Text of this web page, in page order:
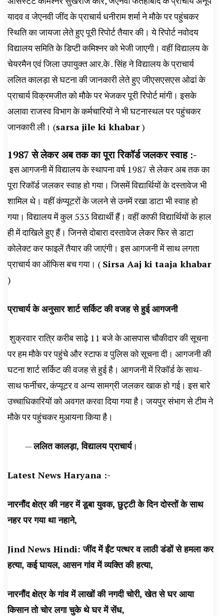
यादव व जेएनवी जींद के प्राचार्य धनीराम शर्मा ने मौके पर पहुंचकर
स्थिति का जायजा लेते हुए पूरी रिपोर्ट तैयार की। ये रिपोर्ट नवोदय
विद्यालय समिति के डिप्टी कमिश्नर को भेजी जाएगी। वहीं विद्यालय के
चेयरमैन एवं जिला उपायुक्त आर.के . सिंह ने विद्यालय के प्राचार्य
ललित कालड़ा से घटना की जानकारी लेते हुए जीएसएसएस ओढां के
प्राचार्य विक्रमजीत को मौके पर भेजकर पूरी रिपोर्ट मांगी। इसके
अलावा राजस्व विभाग के कर्मचारियों ने भी घटनास्थल पर पहुंचकर
जानकारी ली। (sarsa jile ki khabar)
1987 से लेकर अब तक का पूरा रिकॉर्ड जलकर स्वाह :-
इस आगजनी में विद्यालय के स्थापना वर्ष 1987 से लेकर अब तक का
पूरा रिकॉर्ड जलकर स्वाह हो गया। जिसमें विद्यार्थियों के दस्तावेज भी
शामिल थे। वहीं कंप्यूटरों के जलने से उनमें रखा डाटा भी स्वाह हो
गया। विद्यालय में कुल 533 विद्यार्थी हैं। वहीं काफी विद्यार्थियों के हाल
ही में दाखिले हुए हैं। जिनसे दोबारा दस्तावेज लेकर फिर से डाटा
कोलेक्ट कर फाइलें तैयार की जाएंगी। इस आगजनी में साथ लगता
प्राचार्य का ऑफिस बच गया। ( Sirsa Aaj ki taaja khabar
)
प्राचार्य के अनुसार शार्ट सर्किट की वजह से हुई आगजनी
शुक्रवार रात्रि करीब साढ़े 11 बजे के आसपास चौकीदार की सूचना
पर हम मौके पर पहुंचे और स्टाफ व पुलिस को सूचना दी। आगजनी की
घटना शार्ट सर्किट की वजह से हुई है। आगजनी में रिकॉर्ड के साथ-
साथ फर्नीचर, कंप्यूटर व अन्य सामग्री जलकर खाक हो गई। इस बारे
उच्चाधिकारियों को अवगत करवा दिया गया है। जयपुर संभाग से टीम ने
मौके पर पहुंचकर मुआयना किया है।
—ललित कालड़ा, विद्यालय प्राचार्य।
Latest News Haryana :-
नारनौंद क्षेत्र की नहर में डूबा युवक, छुट्टी के दिन दोस्तों के साथ
नहर पर गया था नहाने,
Jind News Hindi: जींद में ईंट पत्थर व लाठी डंडों से हमला कर
हत्या, कई घायल, आसन गांव में व्यक्ति की हत्या,
नारनौंद क्षेत्र के गांव में लाखों की नगदी चोरी, खेत से घर आया
किसान तो चोर लगा चुके थे घर में सेंध,